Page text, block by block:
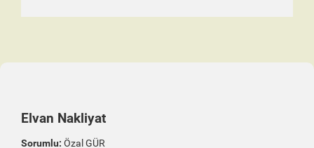
Elvan Nakliyat
Sorumlu: Özal GÜR